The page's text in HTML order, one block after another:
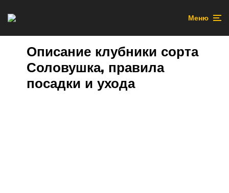
Меню
Описание клубники сорта
Соловушка, правила
посадки и ухода